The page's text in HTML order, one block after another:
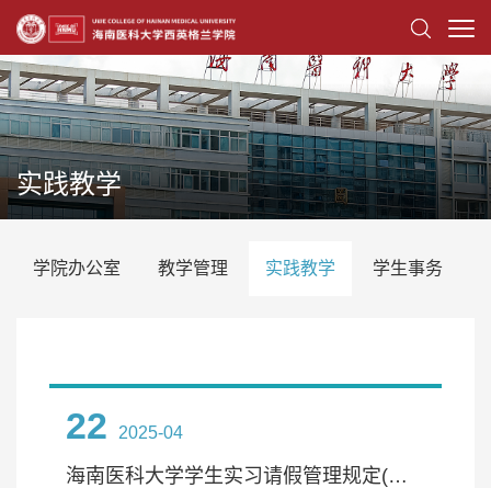
实践教学
学院办公室 教学管理 实践教学 学生事务
22 2025-04
海南医科大学学生实习请假管理规定(试行)